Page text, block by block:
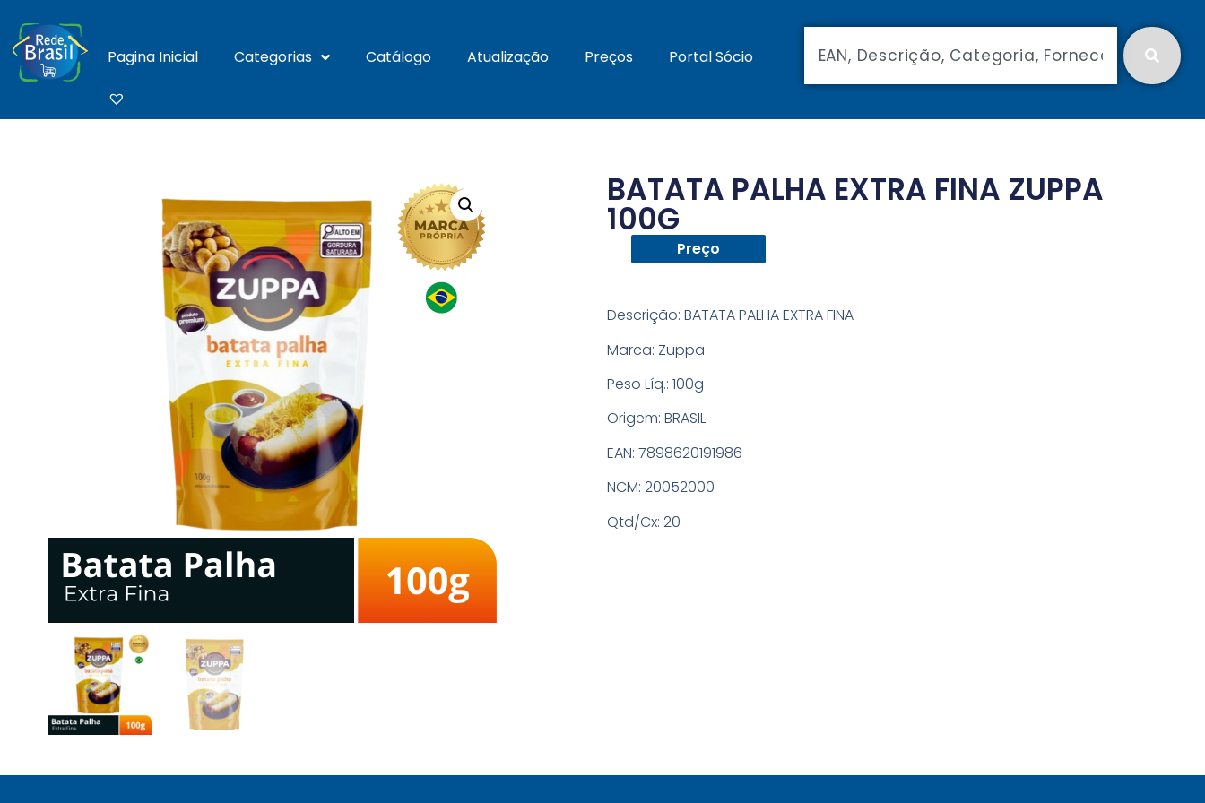
Pagina Inicial Categorias Catálogo Atualização Preços Portal Sócio
BATATA PALHA EXTRA FINA ZUPPA
100G
Preço
Descrição: BATATA PALHA EXTRA FINA
Marca: Zuppa
Peso Líq.: 100g
Origem:BRASIL
EAN: 7898620191986
NCM: 20052000
Qtd/Cx: 20